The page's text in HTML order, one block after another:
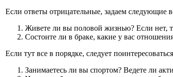
Если ответы отрицательные, задаем следующие
Живете ли вы половой жизнью? Если нет,
Состоите ли в браке, какие у вас
Если тут все в порядке, следует
Занимаетесь ли вы спортом? Ведете ли